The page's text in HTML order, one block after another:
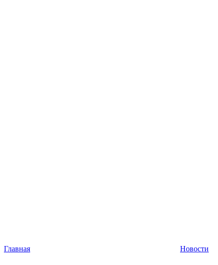
Главная Новости